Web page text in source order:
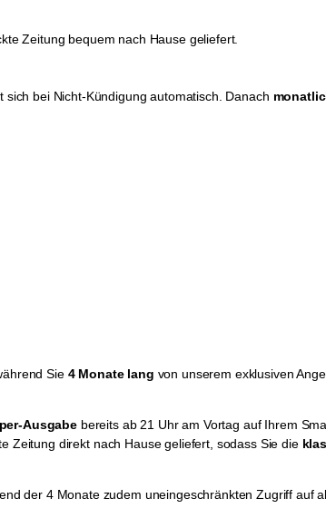
Zeitung bequem nach Hause geliefert.
sich bei Nicht-Kündigung automatisch. Danach
Sie 4 Monate lang von unserem exklusiven
Ausgabebereits ab 21 Uhr am Vortag auf Ihrem
Zeitung direkt nach Hause geliefert, sodass Sie die
der 4 Monate zudem uneingeschränkten Zugriff auf